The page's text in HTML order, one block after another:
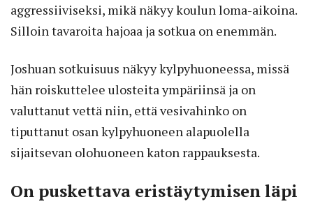
aggressiiviseksi, mikä näkyy koulun loma-aikoina.
Silloin tavaroita hajoaa ja sotkua on enemmän.
Joshuan sotkuisuus näkyy kylpyhuoneessa, missä
hän roiskuttelee ulosteita ympäriinsä ja on
valuttanut vettä niin, että vesivahinko on
tiputtanut osan kylpyhuoneen alapuolella
sijaitsevan olohuoneen katon rappauksesta.
On puskettava eristäytymisen läpi